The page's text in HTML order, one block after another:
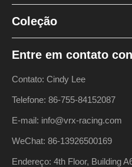
Coleção
Entre em contato
Contato: Cindy Lee
Telefone: 86-755-84152087
E-mail: info@vrx-racing.com
WeChat: 86-13926500169
Endereço: 4th Floor, Building